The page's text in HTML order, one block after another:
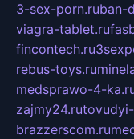
3-sex-porn.ruban-
viagra-tablet.ru
fincontech.ru
rebus-toys.ru
medsprawo-4-
zajmy24.ru
brazzerscom.ru